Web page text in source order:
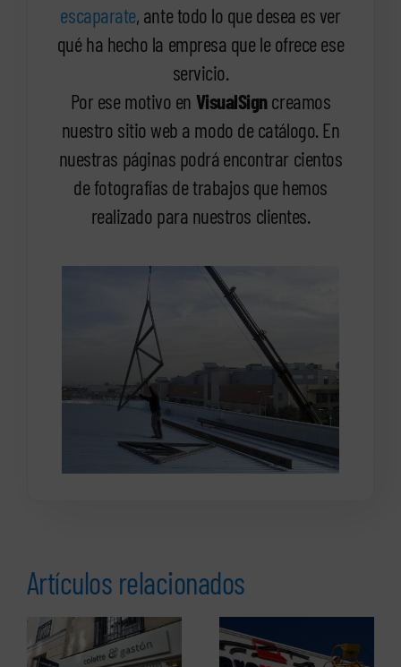
escaparate, ante todo lo que desea es ver
qué ha hecho la empresa que le ofrece ese
servicio.
Por ese motivo en VisualSigncreamos
nuestro sitio web a modo de catálogo. En
nuestras páginas podrá encontrar cientos
de fotografías de trabajos que hemos
realizado para nuestros clientes.
Artículos relacionados